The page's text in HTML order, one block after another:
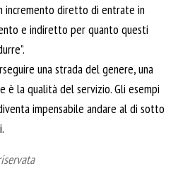
incremento diretto di entrate in
e indiretto per quanto questi
una strada del genere, una
è la qualità del servizio. Gli esempi
impensabile andare al di sotto